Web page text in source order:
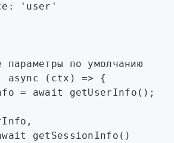
:
'user'
по умолчанию
async (ctx) => {
= await getUserInfo ();
,
getSessionInfo ()